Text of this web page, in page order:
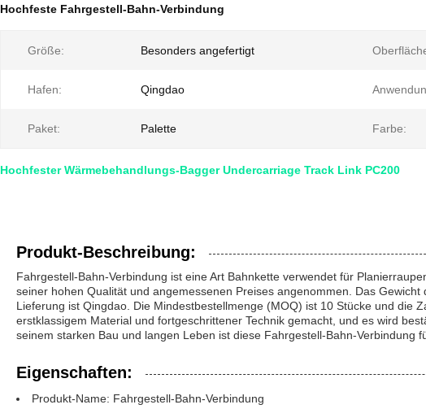
Hochfeste Fahrgestell-Bahn-Verbindung
Größe: Besonders angefertigt
Hafen: Qingdao
Paket: Palette Farbe:
Hochfester Wärmebehandlungs-Bagger Undercarriage Track Link PC200
Produkt-Beschreibung:
Fahrgestell-Bahn-Verbindung ist eine Art Bahnkette verwendet für
seiner hohen Qualität und angemessenen Preises angenommen. Das
Lieferung ist Qingdao. Die Mindestbestellmenge (MOQ) ist 10 Stücke und die
erstklassigem Material und fortgeschrittener Technik gemacht, und es wird
seinem starken Bau und langen Leben ist diese Fahrgestell-Bahn-Verbindung
Eigenschaften:
Produkt-Name: Fahrgestell-Bahn-Verbindung